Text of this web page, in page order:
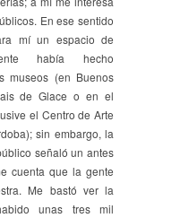
En ese sentido
mí un espacio de
había hecho
museos (en Buenos
de Glace o en el
el Centro de Arte
sin embargo, la
señaló un antes
cuenta que la gente
Me bastó ver la
unas tres mil